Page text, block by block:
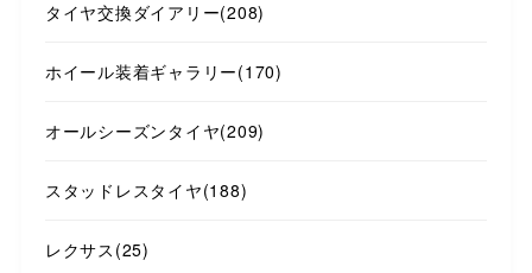
タイヤ交換ダイアリー(208)
ホイール装着ギャラリー(170)
オールシーズンタイヤ(209)
スタッドレスタイヤ(188)
レクサス (25)